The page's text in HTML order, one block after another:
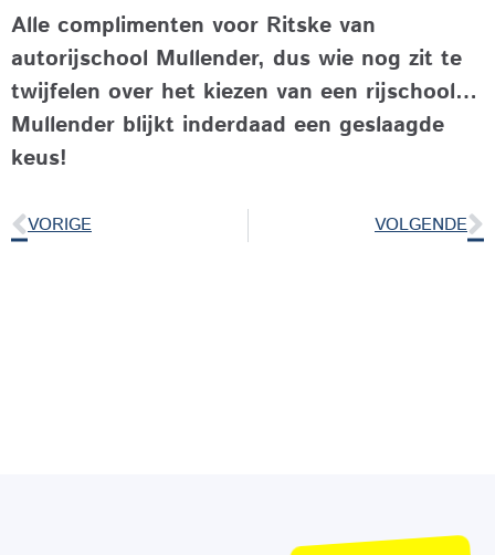
Alle complimenten voor Ritske van
autorijschool Mullender, dus wie nog zit te
twijfelen over het kiezen van een rijschool…
Mullender blijkt inderdaad een geslaagde
keus!
VORIGE VOLGENDE